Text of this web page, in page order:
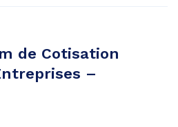
de Cotisation
–